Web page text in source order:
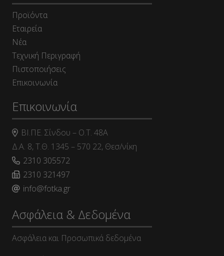
Προϊόντα
Εταιρεία
Νέα
Τεχνική Περιγραφή
Πιστοποιήσεις
Επικοινωνία
Επικοινωνία
ΒΙ.ΠΕ. Σίνδου – Ο.Τ. 48Α
Δ.Α. 8, Τ.Θ. 1345 – 570 22, Θεσ/νίκη
2310 305572
2310 321497
info@fotka.gr
Ασφάλεια & Δεδομένα
Ασφάλεια και Προσωπικά δεδομένα